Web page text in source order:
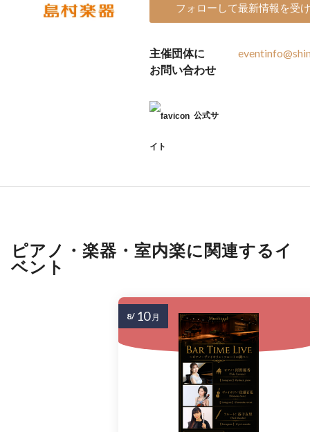
フォローして最新情報を受
主催団体に
お問い合わせ
公式サ
イト
ピアノ・楽器・室内楽に関連するイ
ベント
8/ 10 月